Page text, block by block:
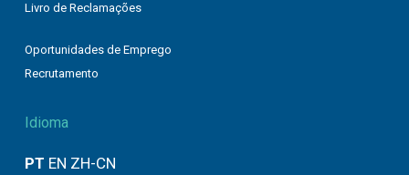
Livro de Reclamações
Oportunidades de Emprego
Recrutamento
Idioma
PT EN ZH-CN